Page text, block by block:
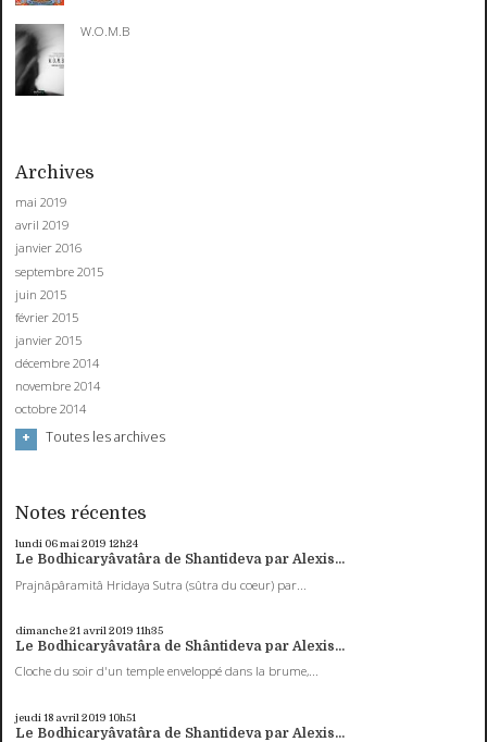
W.O.M.B
Archives
mai 2019
avril 2019
janvier 2016
septembre 2015
juin 2015
février 2015
janvier 2015
décembre 2014
novembre 2014
octobre 2014
Toutes les archives
Notes récentes
lundi 06mai 2019 12h24
Le Bodhicaryâvatâra de Shantideva par Alexis...
Prajnâpâramitâ Hridaya Sutra (sûtra du coeur) par...
dimanche 21 avril 2019 11h35
Le Bodhicaryâvatâra de Shântideva par Alexis...
Cloche du soir d'un temple enveloppé dans la brume,...
jeudi 18 avril 2019 10h51
Le Bodhicaryâvatâra de Shantideva par Alexis...